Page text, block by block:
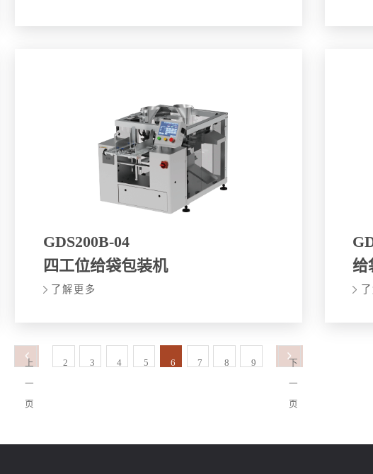
GDS200B-04
四工位给袋包装机
了解更多
给
上
一
页
2 3 4 5 6 7 8 9 下
一
页